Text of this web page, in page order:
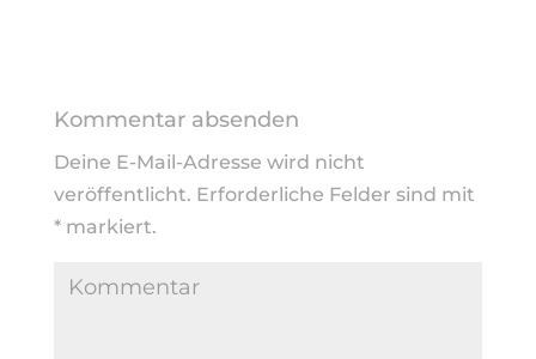
Kommentar absenden
Deine E-Mail-Adresse wird nicht
veröffentlicht. Erforderliche Felder sind mit
*markiert.